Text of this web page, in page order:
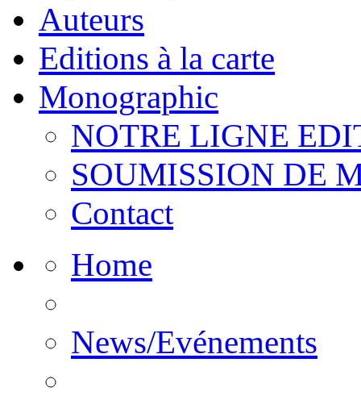
Auteurs
Editions à la carte
Monographic
NOTRE LIGNE
SOUMISSION DE
Contact
Home
News/Evénements